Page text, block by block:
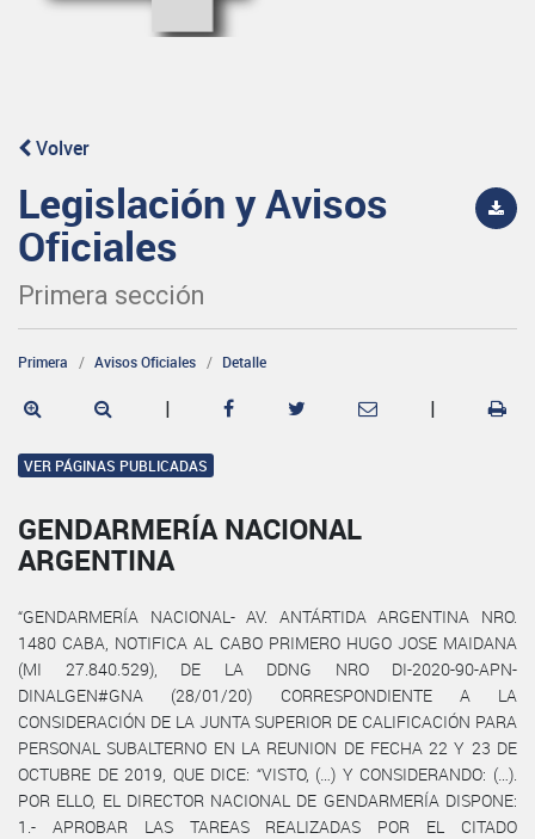
Volver
Legislación y Avisos
Oficiales
Primera sección
Primera Avisos Oficiales Detalle
| |
VER PÁGINAS PUBLICADAS
GENDARMERÍA NACIONAL
ARGENTINA
“GENDARMERÍA NACIONAL- AV. ANTÁRTIDA ARGENTINA NRO.
1480 CABA, NOTIFICA AL CABO PRIMERO HUGO JOSE MAIDANA
(MI 27.840.529), DE LA DDNG NRO DI-2020-90-APN-
DINALGEN#GNA (28/01/20) CORRESPONDIENTE A LA
CONSIDERACIÓN DE LA JUNTA SUPERIOR DE CALIFICACIÓN PARA
PERSONAL SUBALTERNO EN LA REUNION DE FECHA 22 Y 23 DE
OCTUBRE DE 2019, QUE DICE: “VISTO, (…) Y CONSIDERANDO: (…).
POR ELLO, EL DIRECTOR NACIONAL DE GENDARMERÍA DISPONE:
1.- APROBAR LAS TAREAS REALIZADAS POR EL CITADO